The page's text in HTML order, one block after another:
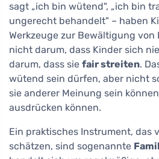
sagt „ich bin wütend", „ich bin
ungerecht behandelt" – haben
Werkzeuge zur Bewältigung von
nicht darum, dass Kinder sich
darum, dass sie fair streiten.
wütend sein dürfen, aber nicht
sie anderer Meinung sein
ausdrücken können.
Ein praktisches Instrument, das
schätzen, sind sogenannte